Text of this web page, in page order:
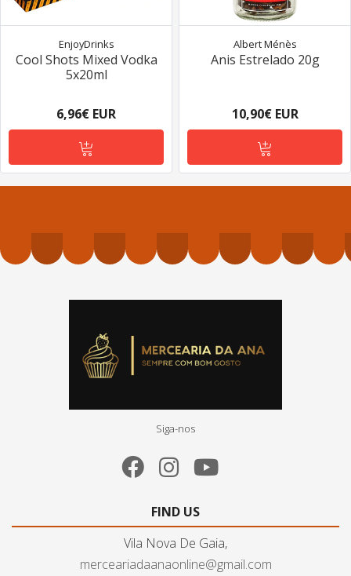
EnjoyDrinks
Cool Shots Mixed Vodka
5x20ml
6,96€ EUR
Albert Ménès
Anis Estrelado 20g
10,90€ EUR
Siga-nos
FIND US
Vila Nova De Gaia,
merceariadaanaonline@gmail.com